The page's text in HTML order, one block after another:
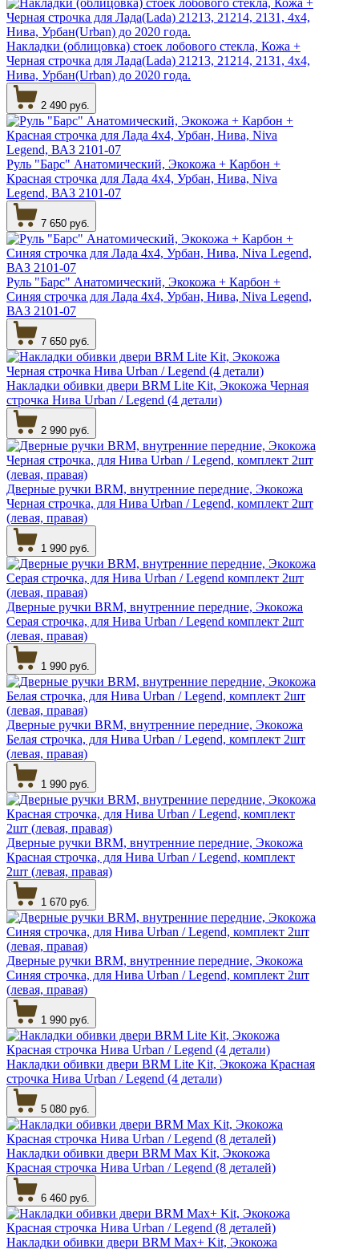
Накладки (облицовка) стоек лобового стекла, Кожа +
Черная строчка для Лада(Lada) 21213, 21214, 2131, 4х4,
Нива, Урбан(Urban) до 2020 года.
2 490 руб.
Руль "Барс" Анатомический, Экокожа + Карбон +
Красная строчка для Лада 4х4, Урбан, Нива, Niva
Legend, ВАЗ 2101-07
7 650 руб.
Руль "Барс" Анатомический, Экокожа + Карбон +
Синяя строчка для Лада 4х4, Урбан, Нива, Niva Legend,
ВАЗ 2101-07
7 650 руб.
Накладки обивки двери BRM Lite Kit, Экокожа Черная
строчка Нива Urban / Legend (4 детали)
2 990 руб.
Дверные ручки BRM, внутренние передние, Экокожа
Черная строчка, для Нива Urban / Legend, комплект 2шт
(левая, правая)
1 990 руб.
Дверные ручки BRM, внутренние передние, Экокожа
Серая строчка, для Нива Urban / Legend комплект 2шт
(левая, правая)
1 990 руб.
Дверные ручки BRM, внутренние передние, Экокожа
Белая строчка, для Нива Urban / Legend, комплект 2шт
(левая, правая)
1 990 руб.
Дверные ручки BRM, внутренние передние, Экокожа
Красная строчка, для Нива Urban / Legend, комплект
2шт (левая, правая)
1 670 руб.
Дверные ручки BRM, внутренние передние, Экокожа
Синяя строчка, для Нива Urban / Legend, комплект 2шт
(левая, правая)
1 990 руб.
Накладки обивки двери BRM Lite Kit, Экокожа Красная
строчка Нива Urban / Legend (4 детали)
5 080 руб.
Накладки обивки двери BRM Max Kit, Экокожа
Красная строчка Нива Urban / Legend (8 деталей)
6 460 руб.
Накладки обивки двери BRM Max+ Kit, Экокожа